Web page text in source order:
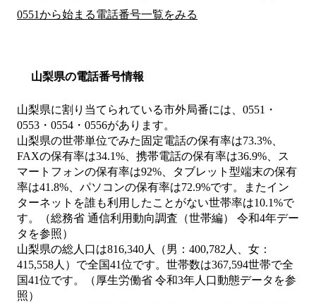
0551から始まる電話番号一覧をみる
山梨県の電話番号情報
山梨県に割り当てられている市外局番には、0551・
0553・0554・0556があります。
山梨県の世帯単位でみた固定電話の保有率は73.3%、
FAXの保有率は34.1%、携帯電話の保有率は36.9%、ス
マートフォンの保有率は92%、タブレット型端末の保有
率は41.8%、パソコンの保有率は72.9%です。またイン
ターネットを誰も利用したことがない世帯率は10.1%で
す。（総務省 通信利用動向調査（世帯編） 令和4年デー
タを参照）
山梨県の総人口は816,340人（男：400,782人、女：
415,558人）で全国41位です。世帯数は367,594世帯で全
国41位です。（厚生労働省 令和3年人口動態データを参
照）